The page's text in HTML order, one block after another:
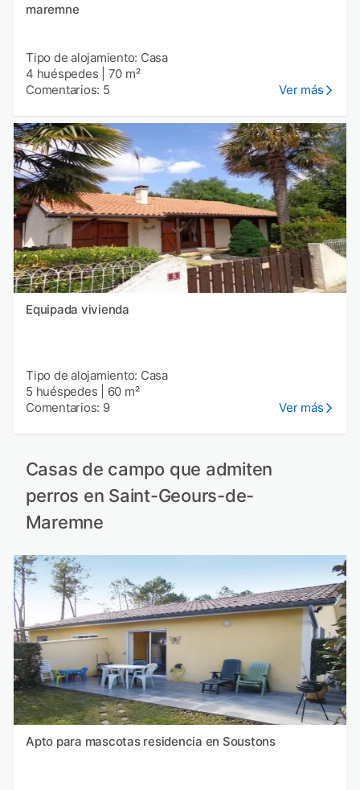
maremne
Tipo de alojamiento: Casa
4 huéspedes
70 m²
Comentarios: 5
Ver más
Equipada vivienda
Tipo de alojamiento: Casa
5 huéspedes
60 m²
Comentarios: 9
Ver más
Casas de campo que admiten
perros en Saint-Geours-de-
Maremne
Apto para mascotas residencia en Soustons